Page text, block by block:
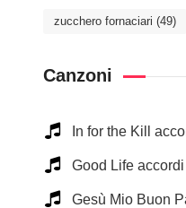
zucchero fornaciari (49)
Canzoni
In for the Kill
Good Life accordi
Gesù Mio Buon